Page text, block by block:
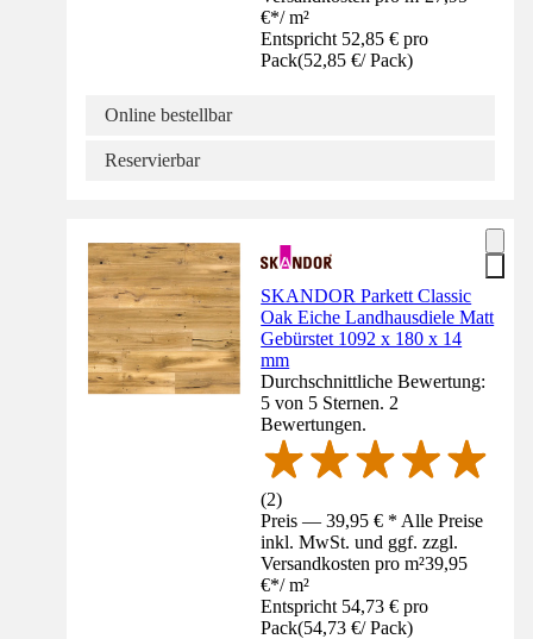
€*/ m²
Entspricht 52,85 € pro
Pack(52,85 €/ Pack)
Online bestellbar
Reservierbar
SKANDOR Parkett Classic
Oak Eiche Landhausdiele Matt
Gebürstet 1092 x 180 x 14
mm
Durchschnittliche Bewertung:
5 von 5 Sternen. 2
Bewertungen.
(2)
Preis — 39,95 € * Alle Preise
inkl. MwSt. und ggf. zzgl.
Versandkosten pro m²39,95
€*/ m²
Entspricht 54,73 € pro
Pack(54,73 €/ Pack)